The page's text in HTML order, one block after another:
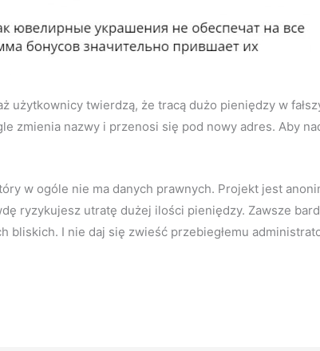
użytkownicy twierdzą, że tracą dużo pieniędzy w
zmienia nazwy i przenosi się pod nowy adres. Aby
w ogóle nie ma danych prawnych. Projekt jest
ryzykujesz utratę dużej ilości pieniędzy. Zawsze
I nie daj się zwieść przebiegłemu